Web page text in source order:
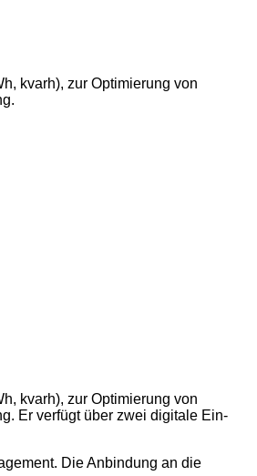
kvarh), zur Optimierung von
kvarh), zur Optimierung von
Er verfügt über zwei digitale Ein-
Die Anbindung an die